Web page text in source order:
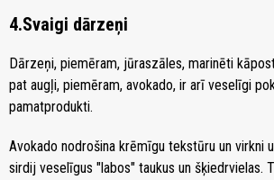
4.Svaigi dārzeņi
Dārzeņi, piemēram, jūraszāles, marinēti
pat augļi, piemēram, avokado, ir arī veselīgi
pamatprodukti.
Avokado nodrošina krēmīgu tekstūru un virkni
sirdij veselīgus "labos" taukus un šķiedrvielas.